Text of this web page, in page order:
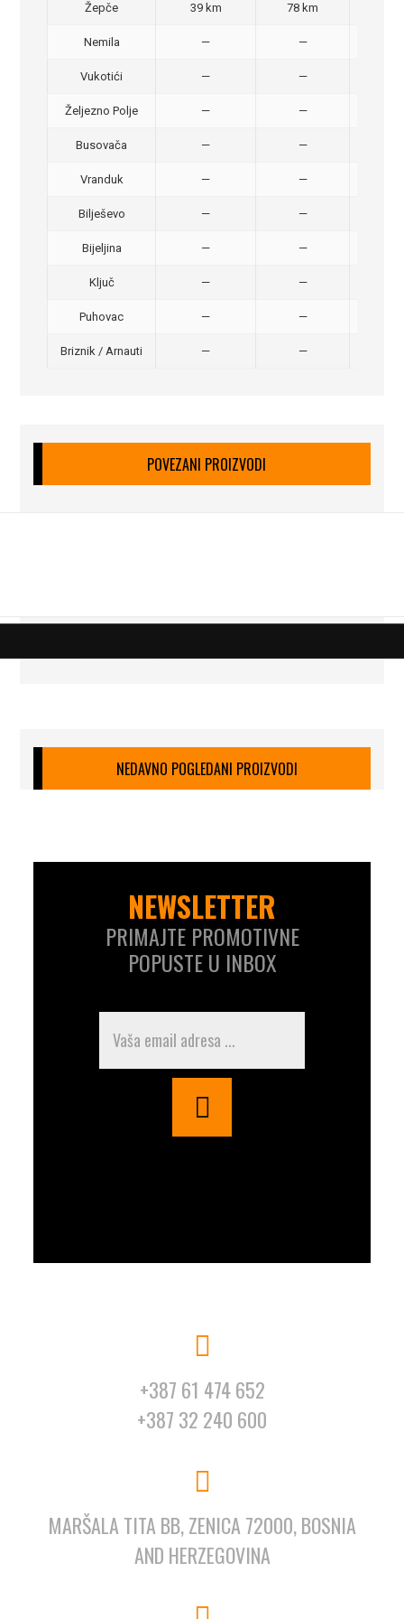
Žepče 39 km 78 km
Nemila — —
Vukotići — —
Željezno Polje — —
Busovača — —
Vranduk — —
Bilješevo — —
Bijeljina — —
Ključ — —
Puhovac — —
Briznik / Arnauti — —
POVEZANI PROIZVODI
NEDAVNO POGLEDANI PROIZVODI
NEWSLETTER
PRIMAJTE PROMOTIVNE
POPUSTE U INBOX
+387 61 474 652
+387 32 240 600
MARŠALA TITA BB, ZENICA 72000, BOSNIA
AND HERZEGOVINA